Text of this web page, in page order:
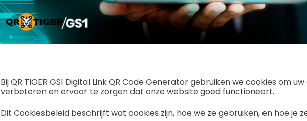
Bij QR TIGER GS1 Digital Link QR Code Generator gebruiken we cookies om
verbeteren en ervoor te zorgen dat onze website goed functioneert.
Dit Cookiesbeleid beschrijft wat cookies zijn, hoe we ze gebruiken, en hoe je